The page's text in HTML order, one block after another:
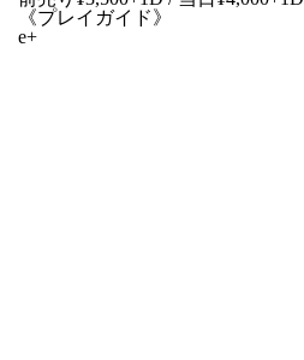
《プレイガイド》
e+